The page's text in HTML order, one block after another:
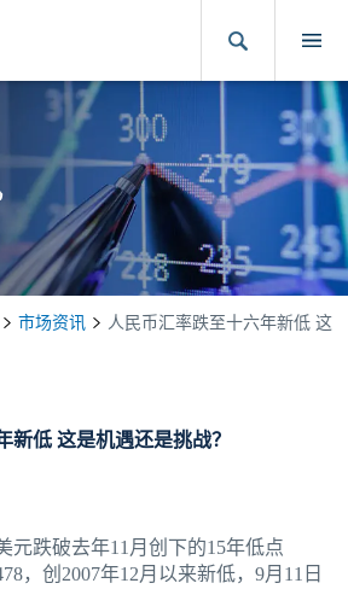
市场资讯
人民币汇率跌至十六年新低 这
新低 这是机遇还是挑战？
元跌破去年11月创下的15年低点
，创2007年12月以来新低，9月11日